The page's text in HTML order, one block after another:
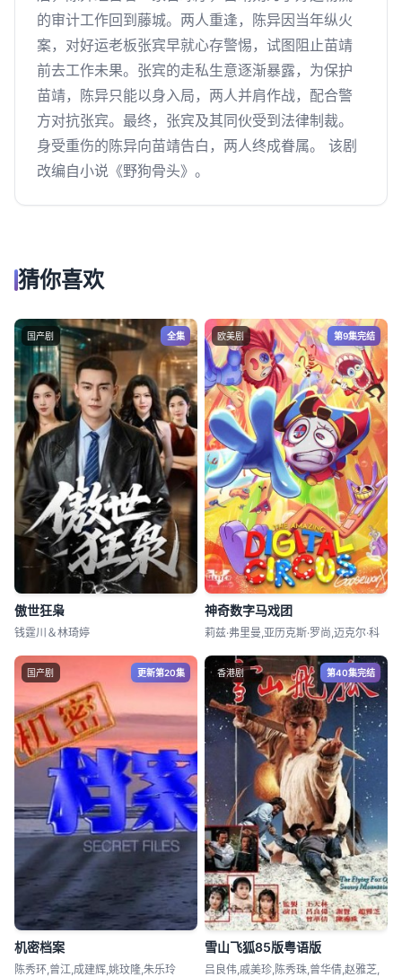
的审计工作回到藤城。两人重逢，陈异因当年纵火
案，对好运老板张宾早就心存警惕，试图阻止苗靖
前去工作未果。张宾的走私生意逐渐暴露，为保护
苗靖，陈异只能以身入局，两人并肩作战，配合警
方对抗张宾。最终，张宾及其同伙受到法律制裁。
身受重伤的陈异向苗靖告白，两人终成眷属。 该剧
改编自小说《野狗骨头》。
猜你喜欢
国产剧 全集
傲世狂枭
钱霆川＆林琦婷
欧美剧 第9集完结
神奇数字马戏团
莉兹·弗里曼,亚历克斯·罗尚,迈克尔·科
国产剧 更新第20集
机密档案
陈秀环,曾江,成建辉,姚玟隆,朱乐玲
香港剧 第40集完结
雪山飞狐85版粤语版
吕良伟,戚美珍,陈秀珠,曾华倩,赵雅芝,